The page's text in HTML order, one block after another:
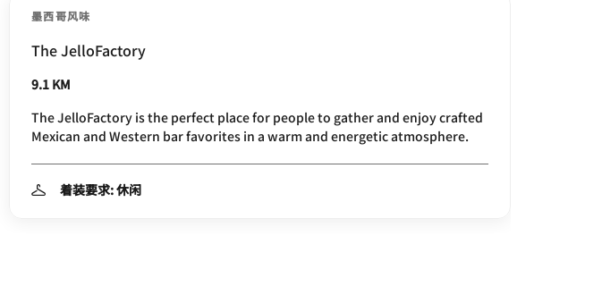
墨西哥风味
The JelloFactory
9.1 KM
The JelloFactory is the perfect place for people to gather and enjoy crafted
Mexican and Western bar favorites in a warm and energetic atmosphere.
着装要求: 休闲